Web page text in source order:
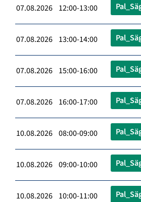
07.08.2026 12:00-13:00
07.08.2026 13:00-14:00
07.08.2026 15:00-16:00
07.08.2026 16:00-17:00
10.08.2026 08:00-09:00
10.08.2026 09:00-10:00
10.08.2026 10:00-11:00